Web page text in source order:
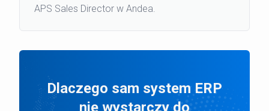
APS Sales Director w Andea.
Dlaczego sam system ERP
nie wystarczy do